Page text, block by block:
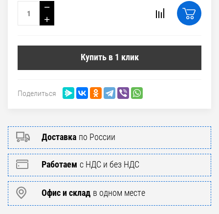
−
+
Купить в 1 клик
Поделиться
Доставка по России
Работаем с НДС и без НДС
Офис и склад в одном месте